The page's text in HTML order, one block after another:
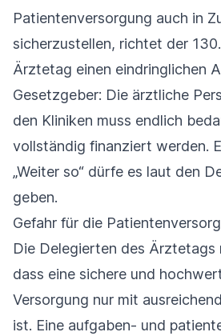
Patientenversorgung auch in
sicherzustellen, richtet der
Ärztetag einen eindringlichen
Gesetzgeber: Die ärztliche
den Kliniken muss endlich
vollständig finanziert werden.
„Weiter so“ dürfe es laut den
geben.
Gefahr für die
Die Delegierten des Ärztetags
dass eine sichere und
Versorgung nur mit
ist. Eine aufgaben- und